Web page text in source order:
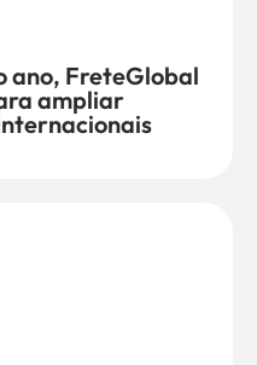
ano, FreteGlobal
ampliar